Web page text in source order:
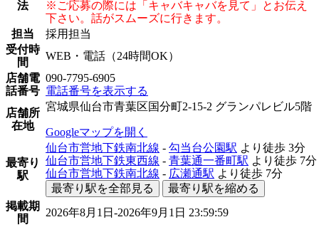
法
※ご応募の際には「キャバキャバを見て」とお伝え
下さい。話がスムーズに行きます。
担当
採用担当
受付時
間
WEB・電話（24時間OK）
店舗電
話番号
090-7795-6905
電話番号を表示する
店舗所
在地
宮城県仙台市青葉区国分町2-15-2 グランパレビル5階
Googleマップを開く
最寄り
駅
仙台市営地下鉄南北線 - 勾当台公園駅 より徒歩 3分
仙台市営地下鉄東西線 - 青葉通一番町駅 より徒歩 7分
仙台市営地下鉄南北線 - 広瀬通駅 より徒歩 7分
最寄り駅を全部見る
最寄り駅を縮める
掲載期
間
2026年8月1日-2026年9月1日 23:59:59